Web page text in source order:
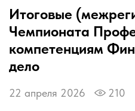
Итоговые
Чемпионата
компетенциям
дело
22 апреля 2026 210